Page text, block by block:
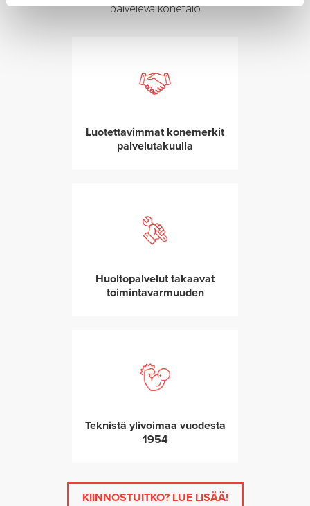
palveleva konetalo
Luotettavimmat konemerkit
palvelutakuulla
Huoltopalvelut takaavat
toimintavarmuuden
Teknistä ylivoimaa vuodesta
1954
KIINNOSTUITKO? LUE LISÄÄ!